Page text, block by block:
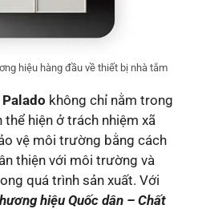
hiệu hàng đầu về thiết bị nhà tắm
Palado không chỉ nằm trong
hiện ở trách nhiệm xã
vệ môi trường bằng cách
thiện với môi trường và
quá trình sản xuất. Với
hiệu Quốc dân – Chất